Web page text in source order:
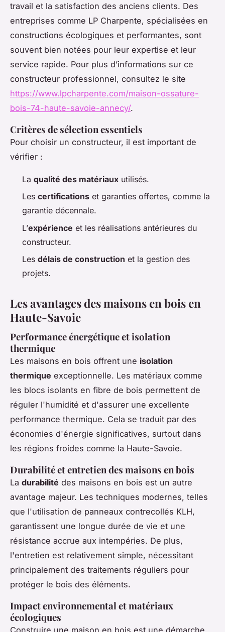
travail et la satisfaction des anciens clients. Des
entreprises comme LP Charpente, spécialisées en
constructions écologiques et performantes, sont
souvent bien notées pour leur expertise et leur
service rapide. Pour plus d’informations sur ce
constructeur professionnel, consultez le site
https://www.lpcharpente.com/maison-ossature-
bois-74-haute-savoie-annecy/.
Critères de sélection essentiels
Pour choisir un constructeur, il est important de
vérifier :
La qualité des matériaux utilisés.
Les certifications et garanties offertes, comme la
garantie décennale.
L’expérience et les réalisations antérieures du
constructeur.
Les délais de construction et la gestion des
projets.
Les avantages des maisons en bois en
Haute-Savoie
Performance énergétique et isolation
thermique
Les maisons en bois offrent une isolation
thermique exceptionnelle. Les matériaux comme
les blocs isolants en fibre de bois permettent de
réguler l'humidité et d'assurer une excellente
performance thermique. Cela se traduit par des
économies d'énergie significatives, surtout dans
les régions froides comme la Haute-Savoie.
Durabilité et entretien des maisons en bois
La durabilité des maisons en bois est un autre
avantage majeur. Les techniques modernes, telles
que l'utilisation de panneaux contrecollés KLH,
garantissent une longue durée de vie et une
résistance accrue aux intempéries. De plus,
l'entretien est relativement simple, nécessitant
principalement des traitements réguliers pour
protéger le bois des éléments.
Impact environnemental et matériaux
écologiques
Construire une maison en bois est une démarche